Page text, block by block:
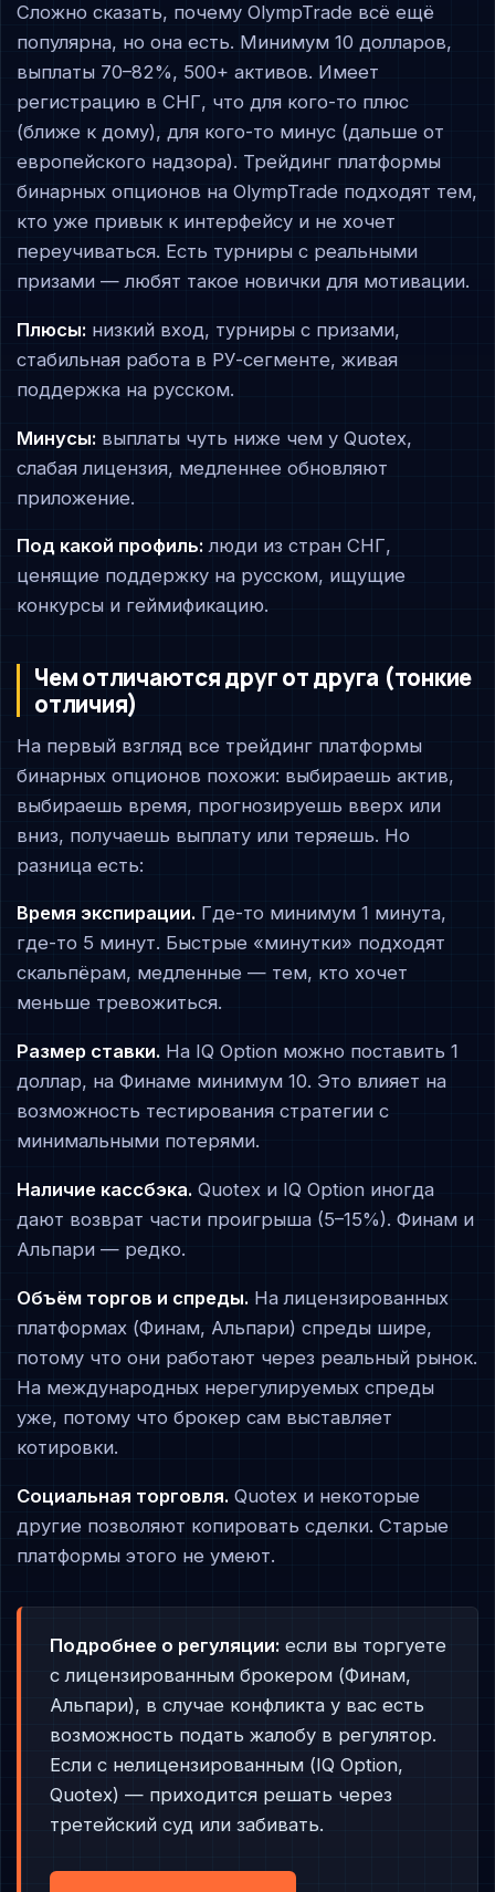
Сложно сказать, почему OlympTrade всё ещё
популярна, но она есть. Минимум 10 долларов,
выплаты 70–82%, 500+ активов. Имеет
регистрацию в СНГ, что для кого-то плюс
(ближе к дому), для кого-то минус (дальше от
европейского надзора). Трейдинг платформы
бинарных опционов на OlympTrade подходят тем,
кто уже привык к интерфейсу и не хочет
переучиваться. Есть турниры с реальными
призами — любят такое новички для мотивации.
Плюсы: низкий вход, турниры с призами,
стабильная работа в РУ-сегменте, живая
поддержка на русском.
Минусы: выплаты чуть ниже чем у Quotex,
слабая лицензия, медленнее обновляют
приложение.
Под какой профиль: люди из стран СНГ,
ценящие поддержку на русском, ищущие
конкурсы и геймификацию.
Чем отличаются друг от друга (тонкие
отличия)
На первый взгляд все трейдинг платформы
бинарных опционов похожи: выбираешь актив,
выбираешь время, прогнозируешь вверх или
вниз, получаешь выплату или теряешь. Но
разница есть:
Время экспирации. Где-то минимум 1 минута,
где-то 5 минут. Быстрые «минутки» подходят
скальпёрам, медленные — тем, кто хочет
меньше тревожиться.
Размер ставки. На IQ Option можно поставить 1
доллар, на Финаме минимум 10. Это влияет на
возможность тестирования стратегии с
минимальными потерями.
Наличие кассбэка. Quotex и IQ Option иногда
дают возврат части проигрыша (5–15%). Финам и
Альпари — редко.
Объём торгов и спреды. На лицензированных
платформах (Финам, Альпари) спреды шире,
потому что они работают через реальный рынок.
На международных нерегулируемых спреды
уже, потому что брокер сам выставляет
котировки.
Социальная торговля. Quotex и некоторые
другие позволяют копировать сделки. Старые
платформы этого не умеют.
Подробнее о регуляции: если вы торгуете
с лицензированным брокером (Финам,
Альпари), в случае конфликта у вас есть
возможность подать жалобу в регулятор.
Если с нелицензированным (IQ Option,
Quotex) — приходится решать через
третейский суд или забивать.